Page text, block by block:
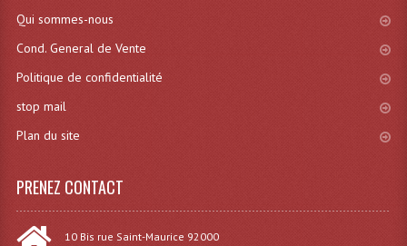
Effets Lumineux, Centre De Piste
Effets Lumineux, Effets Disco
Qui sommes-nous
Cond. General de Vente
Politique de confidentialité
stop mail
Plan du site
PRENEZ CONTACT
10 Bis rue Saint-Maurice 92000